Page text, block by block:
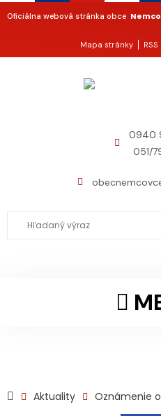
Oficiálna webová stránka obce
Mapa stránky RSS
0940
051/
Aktuality Oznámenie